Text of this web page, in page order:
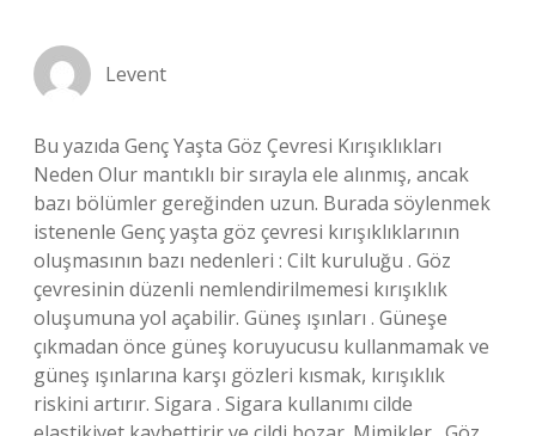
Levent
Bu yazıda Genç Yaşta Göz Çevresi Kırışıklıkları
Neden Olur mantıklı bir sırayla ele alınmış, ancak
bazı bölümler gereğinden uzun. Burada söylenmek
istenenle Genç yaşta göz çevresi kırışıklıklarının
oluşmasının bazı nedenleri : Cilt kuruluğu . Göz
çevresinin düzenli nemlendirilmemesi kırışıklık
oluşumuna yol açabilir. Güneş ışınları . Güneşe
çıkmadan önce güneş koruyucusu kullanmamak ve
güneş ışınlarına karşı gözleri kısmak, kırışıklık
riskini artırır. Sigara . Sigara kullanımı cilde